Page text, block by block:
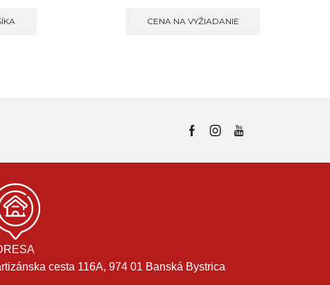
CENA NA VYŽIADANIE
cesta 116A, 974 01 Banská Bystrica